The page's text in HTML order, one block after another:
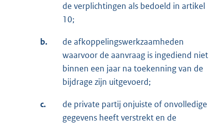
de verplichtingen als bedoeld in artikel
10;
b.
de afkoppelingswerkzaamheden
waarvoor de aanvraag is ingediend niet
binnen een jaar na toekenning van de
bijdrage zijn uitgevoerd;
c.
de private partij onjuiste of onvolledige
gegevens heeft verstrekt en de